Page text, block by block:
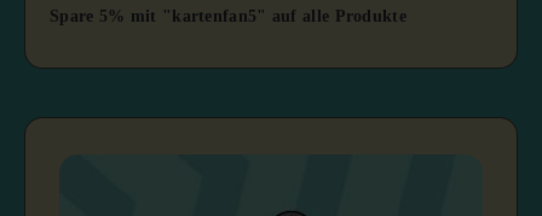
Spare 5% mit "kartenfan5" auf alle Produkte